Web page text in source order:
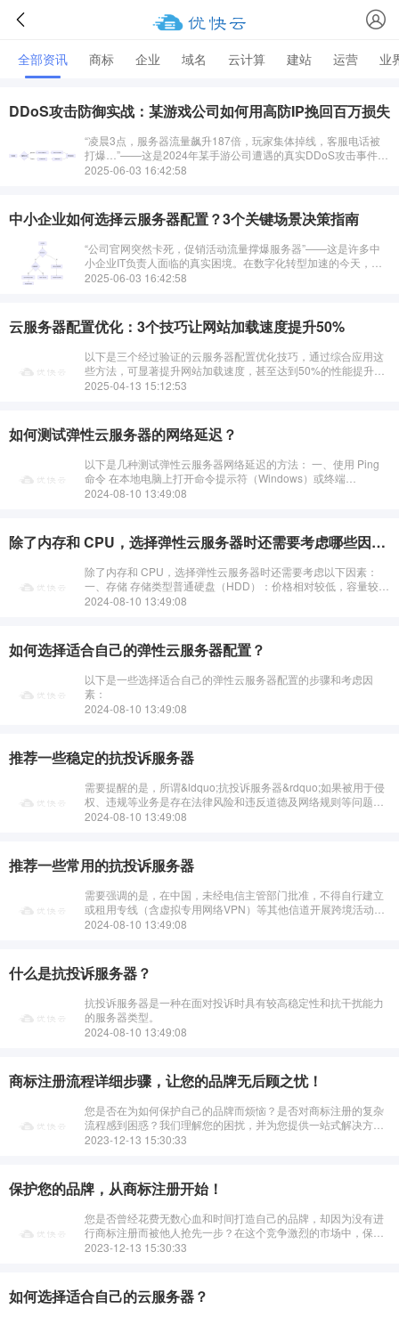
全部资讯 商标 企业 域名 云计算 建站 运营 业
DDoS攻击防御实战：某游戏公司如何用高防IP挽回百万损失
“凌晨3点，服务器流量飙升187倍，玩家集体掉线，客服电话被
打爆…”——这是2024年某手游公司遭遇的真实DDoS攻击事件。
当传统防火墙在300Gbps流量洪峰前瞬间失效，优快云高防IP解
2025-06-03 16:42:58
中小企业如何选择云服务器配置？3个关键场景决策指南
“公司官网突然卡死，促销活动流量撑爆服务器”——这是许多中
小企业IT负责人面临的真实困境。在数字化转型加速的今天，云
服务器配置的合理性直接决定业务稳定性和成本效率。优快云结
2025-06-03 16:42:58
云服务器配置优化：3个技巧让网站加载速度提升50%
以下是三个经过验证的云服务器配置优化技巧，通过综合应用这
些方法，可显著提升网站加载速度，甚至达到50%的性能提升：
1. 使用CDN加速静态资源分发原理：内容分发网络（CDN）将网
2025-04-13 15:12:53
如何测试弹性云服务器的网络延迟？
以下是几种测试弹性云服务器网络延迟的方法： 一、使用 Ping
命令 在本地电脑上打开命令提示符（Windows）或终端
（Linux/macOS）。输入&ldquo;p···
2024-08-10 13:49:08
除了内存和 CPU，选择弹性云服务器时还需要考虑哪些因素？
除了内存和 CPU，选择弹性云服务器时还需要考虑以下因素：
一、存储 存储类型普通硬盘（HDD）：价格相对较低，容量较
大，但读写速度较慢。适合存储大量不常访问的数据···
2024-08-10 13:49:08
如何选择适合自己的弹性云服务器配置？
以下是一些选择适合自己的弹性云服务器配置的步骤和考虑因
素：
2024-08-10 13:49:08
推荐一些稳定的抗投诉服务器
需要提醒的是，所谓&ldquo;抗投诉服务器&rdquo;如果被用于侵
权、违规等业务是存在法律风险和违反道德及网络规则等问题
的。以下仅从网络上一些提及的角度介绍部分（不建议用于非法
2024-08-10 13:49:08
推荐一些常用的抗投诉服务器
需要强调的是，在中国，未经电信主管部门批准，不得自行建立
或租用专线（含虚拟专用网络VPN）等其他信道开展跨境活动。
个人私自使用所谓“抗投诉服务器”（特别是一些国外的此类服务
2024-08-10 13:49:08
什么是抗投诉服务器？
抗投诉服务器是一种在面对投诉时具有较高稳定性和抗干扰能力
的服务器类型。
2024-08-10 13:49:08
商标注册流程详细步骤，让您的品牌无后顾之忧！
您是否在为如何保护自己的品牌而烦恼？是否对商标注册的复杂
流程感到困惑？我们理解您的困扰，并为您提供一站式解决方
案。我们的专业团队将为您详细解析商标注册的每一个步骤，从
2023-12-13 15:30:33
保护您的品牌，从商标注册开始！
您是否曾经花费无数心血和时间打造自己的品牌，却因为没有进
行商标注册而被他人抢先一步？在这个竞争激烈的市场中，保护
自己的品牌权益至关重要。我们的专业商标注册服务，将帮助您
2023-12-13 15:30:33
如何选择适合自己的云服务器？